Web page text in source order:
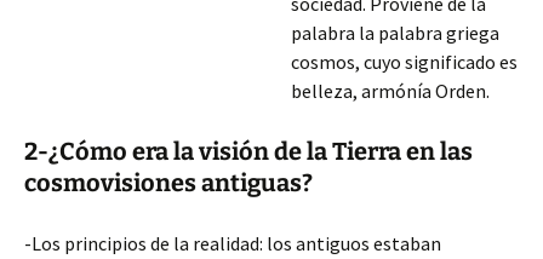
palabra la palabra griega
cosmos, cuyo significado es
belleza, armónía Orden.
2-¿Cómo era la visión de la Tierra en las
cosmovisiones antiguas?
-Los principios de la realidad: los antiguos estaban